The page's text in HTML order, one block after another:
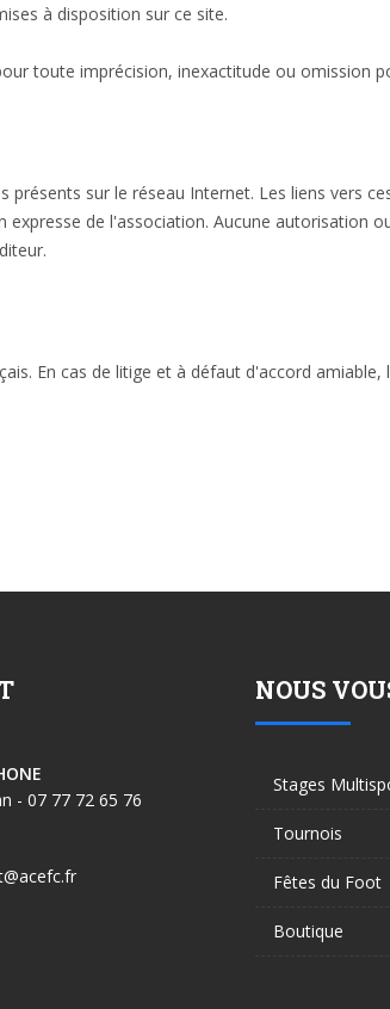
à disposition sur ce site.
toute imprécision, inexactitude ou omission
sur le réseau Internet. Les liens vers
de l'association. Aucune autorisation
En cas de litige et à défaut d'accord
- 07 77 72 65 76
NOUS
Stages
Tournois
Fêtes du Foot
Boutique